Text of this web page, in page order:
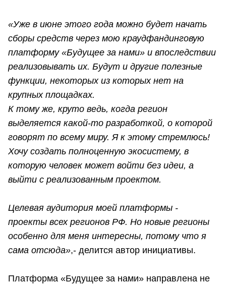
«Уже в июне этого года можно будет начать
сборы средств через мою краудфандинговую
платформу «Будущее за нами» и впоследствии
реализовывать их. Будут и другие полезные
функции, некоторых из которых нет на
крупных площадках.
К тому же, круто ведь, когда регион
выделяется какой-то разработкой, о которой
говорят по всему миру. Я к этому стремлюсь!
Хочу создать полноценную экосистему, в
которую человек может войти без идеи, а
выйти с реализованным проектом.
Целевая аудитория моей платформы -
проекты всех регионов РФ. Но новые регионы
особенно для меня интересны, потому что я
сама отсюда»,- делится автор инициативы.
Платформа «Будущее за нами» направлена не